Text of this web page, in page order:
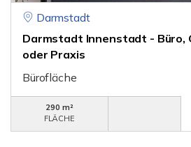
Darmstadt
Darmstadt Innenstadt - Büro,
oder Praxis
Bürofläche
290 m²
FLÄCHE